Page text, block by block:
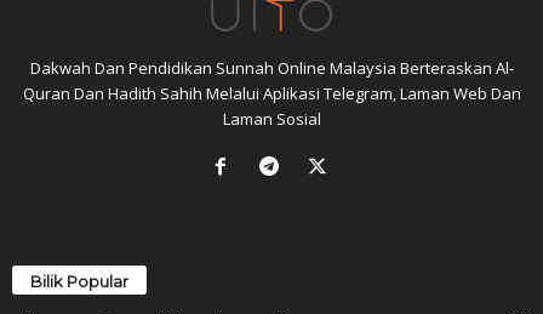
Dakwah Dan Pendidikan Sunnah Online Malaysia Berteraskan Al-
Quran Dan Hadith Sahih Melalui Aplikasi Telegram, Laman Web Dan
Laman Sosial
Bilik Popular